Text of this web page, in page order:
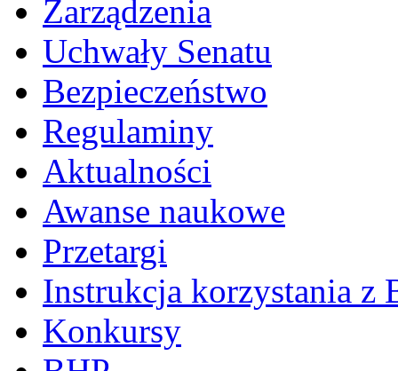
Zarządzenia
Uchwały Senatu
Bezpieczeństwo
Regulaminy
Aktualności
Awanse naukowe
Przetargi
Instrukcja korzystania z
Konkursy